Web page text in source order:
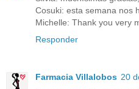
Cosuki: esta semana nos
Michelle: Thank you very
Responder
Farmacia Villalobos 20